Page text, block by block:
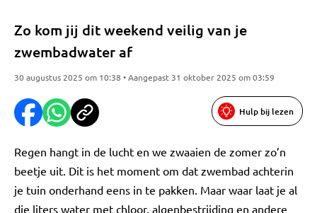
Zo kom jij dit weekend veilig van je
zwembadwater af
30 augustus 2025 om 10:38 • Aangepast 31 oktober 2025 om 03:59
Hulp bij lezen
Regen hangt in de lucht en we zwaaien de zomer zo’n
beetje uit. Dit is het moment om dat zwembad achterin
je tuin onderhand eens in te pakken. Maar waar laat je al
die liters water met chloor, algenbestrijding en andere